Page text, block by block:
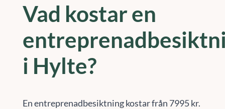
Vad kostar en
i Hylte?
En entreprenadbesiktning kostar från 7995 kr.